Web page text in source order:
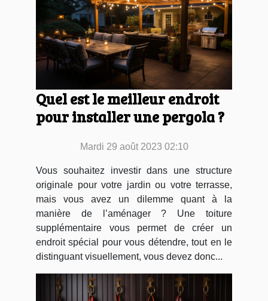
Quel est le meilleur endroit
pour installer une pergola ?
Mardi 29 août 2023 02:10
Vous souhaitez investir dans une structure
originale pour votre jardin ou votre terrasse,
mais vous avez un dilemme quant à la
manière de l’aménager ? Une toiture
supplémentaire vous permet de créer un
endroit spécial pour vous détendre, tout en le
distinguant visuellement, vous devez donc...